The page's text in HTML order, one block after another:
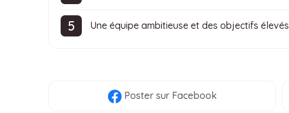
Une équipe ambitieuse et des objectifs élevés
Postersur Facebook